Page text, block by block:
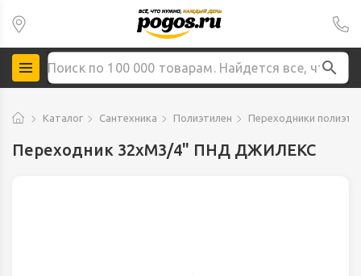
Каталог Сантехника Полиэтилен Переходники
Переходник 32xM3/4" ПНД ДЖИЛЕКС